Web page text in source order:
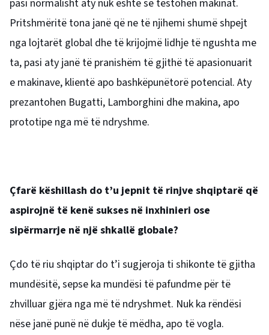
pasi normalisht aty nuk është se testohen makinat.
Pritshmëritë tona janë që ne të njihemi shumë shpejt
nga lojtarët global dhe të krijojmë lidhje të ngushta me
ta, pasi aty janë të pranishëm të gjithë të apasionuarit
e makinave, klientë apo bashkëpunëtorë potencial. Aty
prezantohen Bugatti, Lamborghini dhe makina, apo
prototipe nga më të ndryshme.
Çfarë këshillash do t’u jepnit të rinjve shqiptarë që
aspirojnë të kenë sukses në inxhinieri ose
sipërmarrje në një shkallë globale?
Çdo të riu shqiptar do t’i sugjeroja ti shikonte të gjitha
mundësitë, sepse ka mundësi të pafundme për të
zhvilluar gjëra nga më të ndryshmet. Nuk ka rëndësi
nëse janë punë në dukje të mëdha, apo të vogla.